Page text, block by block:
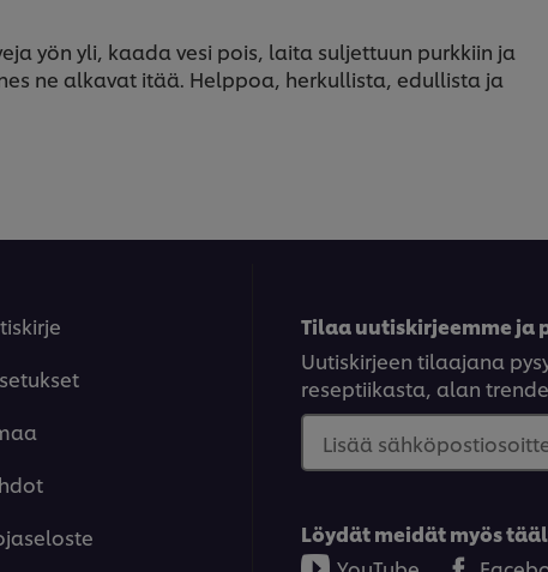
yön yli, kaada vesi pois, laita suljettuun purkkiin ja
ne alkavat itää. Helppoa, herkullista, edullista ja
Tilaa uutiskirjeemme ja
Uutiskirjeen tilaajana
reseptiikasta, alan
Lisää
Löydät meidät myös